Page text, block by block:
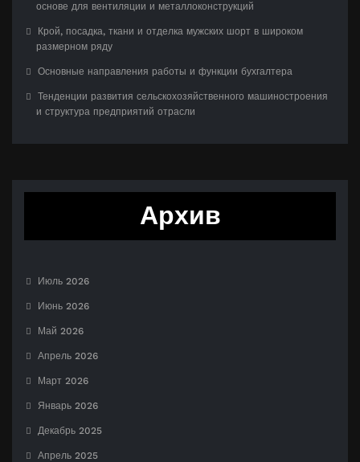
основе для вентиляции и металлоконструкций
Крой, посадка, ткани и отделка мужских шорт в широком
размерном ряду
Основные направления работы и функции бухгалтера
Тенденции развития сельскохозяйственного машиностроения
и структура предприятий отрасли
Архив
Июль 2026
Июнь 2026
Май 2026
Апрель 2026
Март 2026
Январь 2026
Декабрь 2025
Апрель 2025